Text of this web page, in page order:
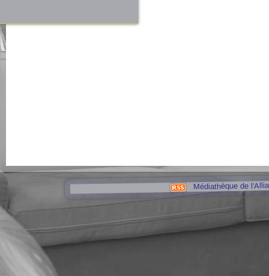
Médiathèque de